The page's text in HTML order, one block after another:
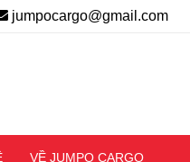
jumpocargo@gmail.com
VỀ JUMPO CARGO